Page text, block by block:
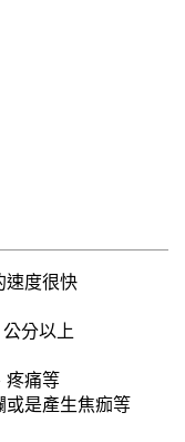
速度很快
分以上
疼痛等
是產生焦痂等